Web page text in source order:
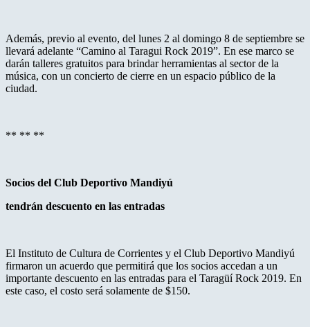
Además, previo al evento, del lunes 2 al domingo 8 de septiembre se
llevará adelante “Camino al Taragui Rock 2019”. En ese marco se
darán talleres gratuitos para brindar herramientas al sector de la
música, con un concierto de cierre en un espacio público de la
ciudad.
** ** **
Socios del Club Deportivo Mandiyú
tendrán descuento en las entradas
El Instituto de Cultura de Corrientes y el Club Deportivo Mandiyú
firmaron un acuerdo que permitirá que los socios accedan a un
importante descuento en las entradas para el Taragüí Rock 2019. En
este caso, el costo será solamente de $150.